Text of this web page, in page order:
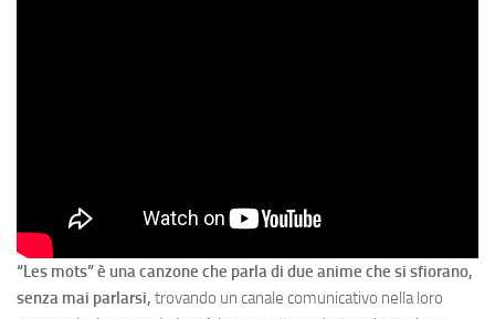
“Les mots” è una canzone che parla di due anime che si sfiorano,
senza mai parlarsi, trovando un canale comunicativo nella loro